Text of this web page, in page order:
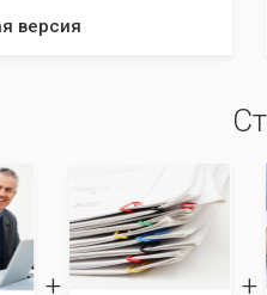
версия